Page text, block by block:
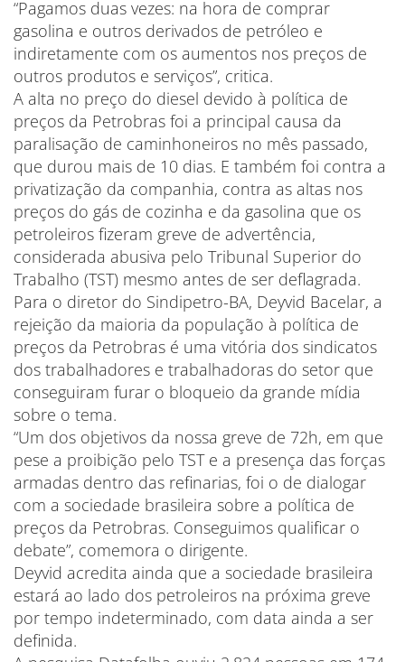
“Pagamos duas vezes: na hora de comprar
gasolina e outros derivados de petróleo e
indiretamente com os aumentos nos preços de
outros produtos e serviços”, critica.
A alta no preço do diesel devido à política de
preços da Petrobras foi a principal causa da
paralisação de caminhoneiros no mês passado,
que durou mais de 10 dias. E também foi contra a
privatização da companhia, contra as altas nos
preços do gás de cozinha e da gasolina que os
petroleiros fizeram greve de advertência,
considerada abusiva pelo Tribunal Superior do
Trabalho (TST) mesmo antes de ser deflagrada.
Para o diretor do Sindipetro-BA, Deyvid Bacelar, a
rejeição da maioria da população à política de
preços da Petrobras é uma vitória dos sindicatos
dos trabalhadores e trabalhadoras do setor que
conseguiram furar o bloqueio da grande mídia
sobre o tema.
“Um dos objetivos da nossa greve de 72h, em que
pese a proibição pelo TST e a presença das forças
armadas dentro das refinarias, foi o de dialogar
com a sociedade brasileira sobre a política de
preços da Petrobras. Conseguimos qualificar o
debate”, comemora o dirigente.
Deyvid acredita ainda que a sociedade brasileira
estará ao lado dos petroleiros na próxima greve
por tempo indeterminado, com data ainda a ser
definida.